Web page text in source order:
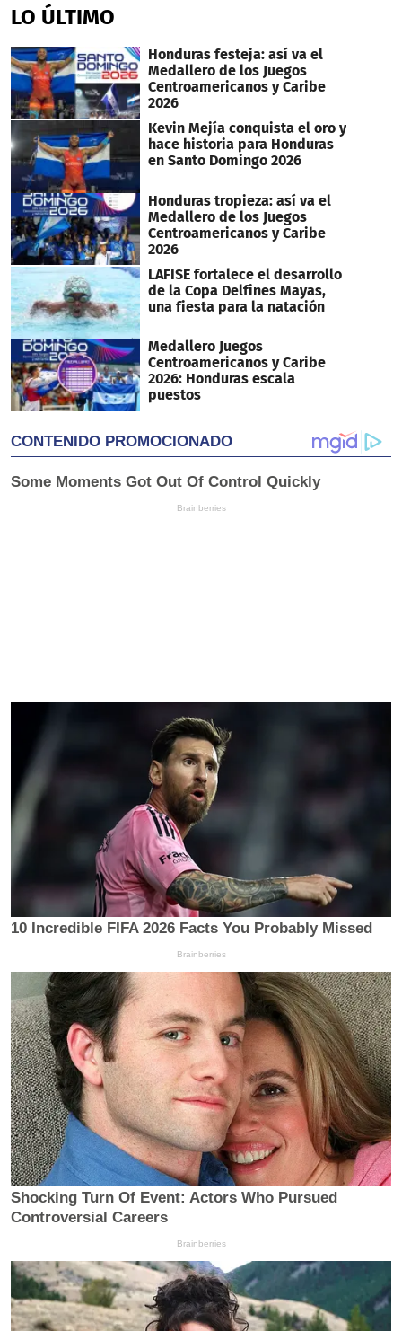
of
45
LO ÚLTIMO
Honduras festeja: así va el
Medallero de los Juegos
Centroamericanos y Caribe
2026
Kevin Mejía conquista el oro y
hace historia para Honduras
en Santo Domingo 2026
Honduras tropieza: así va el
Medallero de los Juegos
Centroamericanos y Caribe
2026
LAFISE fortalece el desarrollo
de la Copa Delfines Mayas,
una fiesta para la natación
Medallero Juegos
Centroamericanos y Caribe
2026: Honduras escala
puestos